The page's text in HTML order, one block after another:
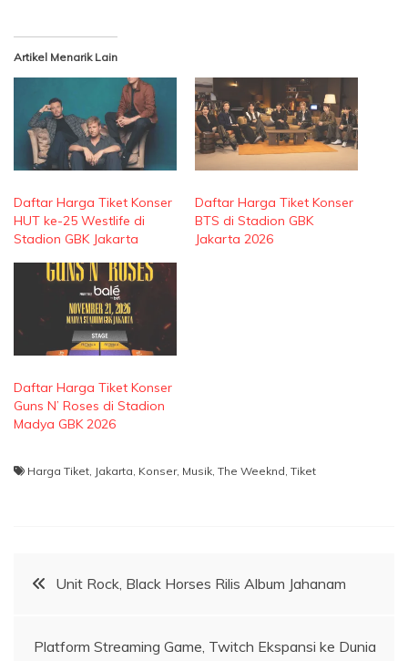
Artikel Menarik Lain
Daftar Harga Tiket Konser
HUT ke-25 Westlife di
Stadion GBK Jakarta
Daftar Harga Tiket Konser
BTS di Stadion GBK
Jakarta 2026
Daftar Harga Tiket Konser
Guns N’ Roses di Stadion
Madya GBK 2026
Harga Tiket, Jakarta, Konser, Musik, The Weeknd, Tiket
Navigasi
Unit Rock, Black Horses Rilis Album Jahanam
Platform Streaming Game, Twitch Ekspansi ke Dunia